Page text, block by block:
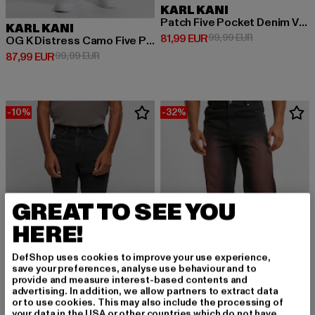
KARL KANI
OG K Distress Camo Five Pocket Denim
87,99 EUR
Derzeitiger Preis: 87,99 EUR
99,99 EURAktionspreis: 99,99 EUR
KARL KANI
Patch Five Pocket Denim Vintage
81,99 EUR
Derzeitiger Preis: 81,99 EUR
99,99 EURAktionspreis:
-10% -32%
KARL KANI
GREAT TO SEE YOU
HERE!
DefShop uses cookies to improve your use experience,
save your preferences, analyse use behaviour and to
provide and measure interest-based contents and
advertising. In addition, we allow partners to extract data
or to use cookies. This may also include the processing of